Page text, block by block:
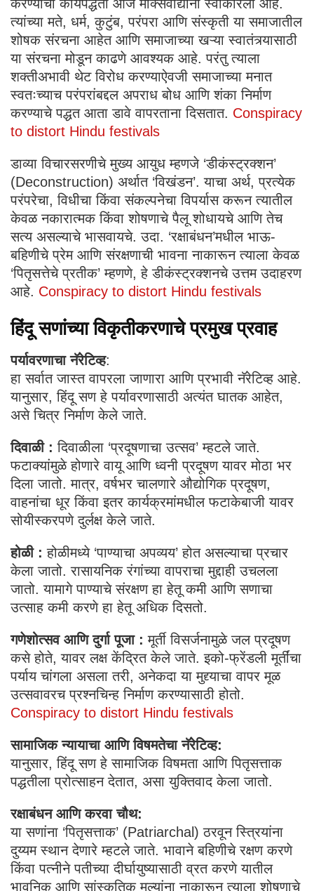
करण्याची कार्यपद्धती आज मार्क्सवाद्यांनी स्वीकारली आहे.
त्यांच्या मते, धर्म, कुटुंब, परंपरा आणि संस्कृती या समाजातील
शोषक संरचना आहेत आणि समाजाच्या खऱ्या स्वातंत्र्यासाठी
या संरचना मोडून काढणे आवश्यक आहे. परंतु त्याला
शक्तीअभावी थेट विरोध करण्याऐवजी समाजाच्या मनात
स्वतःच्याच परंपरांबद्दल अपराध बोध आणि शंका निर्माण
करण्याचे पद्धत आता डावे वापरताना दिसतात. Conspiracy
to distort Hindu festivals
डाव्या विचारसरणीचे मुख्य आयुध म्हणजे ‘डीकंस्ट्रक्शन’
(Deconstruction) अर्थात ‘विखंडन’. याचा अर्थ, प्रत्येक
परंपरेचा, विधीचा किंवा संकल्पनेचा विपर्यास करून त्यातील
केवळ नकारात्मक किंवा शोषणाचे पैलू शोधायचे आणि तेच
सत्य असल्याचे भासवायचे. उदा. ‘रक्षाबंधन’मधील भाऊ-
बहिणीचे प्रेम आणि संरक्षणाची भावना नाकारून त्याला केवळ
‘पितृसत्तेचे प्रतीक’ म्हणणे, हे डीकंस्ट्रक्शनचे उत्तम उदाहरण
आहे. Conspiracy to distort Hindu festivals
हिंदू सणांच्या विकृतीकरणाचे प्रमुख प्रवाह
पर्यावरणाचा नॅरेटिव्ह:
हा सर्वात जास्त वापरला जाणारा आणि प्रभावी नॅरेटिव्ह आहे.
यानुसार, हिंदू सण हे पर्यावरणासाठी अत्यंत घातक आहेत,
असे चित्र निर्माण केले जाते.
दिवाळी : दिवाळीला ‘प्रदूषणाचा उत्सव’ म्हटले जाते.
फटाक्यांमुळे होणारे वायू आणि ध्वनी प्रदूषण यावर मोठा भर
दिला जातो. मात्र, वर्षभर चालणारे औद्योगिक प्रदूषण,
वाहनांचा धूर किंवा इतर कार्यक्रमांमधील फटाकेबाजी यावर
सोयीस्करपणे दुर्लक्ष केले जाते.
होळी : होळीमध्ये ‘पाण्याचा अपव्यय’ होत असल्याचा प्रचार
केला जातो. रासायनिक रंगांच्या वापराचा मुद्दाही उचलला
जातो. यामागे पाण्याचे संरक्षण हा हेतू कमी आणि सणाचा
उत्साह कमी करणे हा हेतू अधिक दिसतो.
गणेशोत्सव आणि दुर्गा पूजा :मूर्ती विसर्जनामुळे जल प्रदूषण
कसे होते, यावर लक्ष केंद्रित केले जाते. इको-फ्रेंडली मूर्तींचा
पर्याय चांगला असला तरी, अनेकदा या मुद्द्याचा वापर मूळ
उत्सवावरच प्रश्नचिन्ह निर्माण करण्यासाठी होतो.
Conspiracy to distort Hindu festivals
सामाजिक न्यायाचा आणि विषमतेचा नॅरेटिव्ह:
यानुसार, हिंदू सण हे सामाजिक विषमता आणि पितृसत्ताक
पद्धतीला प्रोत्साहन देतात, असा युक्तिवाद केला जातो.
रक्षाबंधन आणि करवा चौथ:
या सणांना ‘पितृसत्ताक’ (Patriarchal) ठरवून स्त्रियांना
दुय्यम स्थान देणारे म्हटले जाते. भावाने बहिणीचे रक्षण करणे
किंवा पत्नीने पतीच्या दीर्घायुष्यासाठी व्रत करणे यातील
भावनिक आणि सांस्कृतिक मूल्यांना नाकारून त्याला शोषणाचे